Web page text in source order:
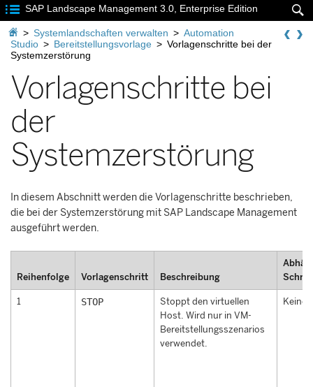

 SAP Landscape Management 3.0, Enterprise Edition
 > Systemlandschaften verwalten > Automation
Studio > Bereitstellungsvorlage > Vorlagenschritte bei der
Systemzerstörung
Vorlagenschritte bei
der
Systemzerstörung
In diesem Abschnitt werden die Vorlagenschritte beschrieben,
die bei der Systemzerstörung mit SAP Landscape Management
ausgeführt werden.
Reihenfolge Vorlagenschritt Beschreibung
1 STOP
Stoppt den virtuellen
Host. Wird nur in VM-
Bereitstellungsszenarios
verwendet.
Keine